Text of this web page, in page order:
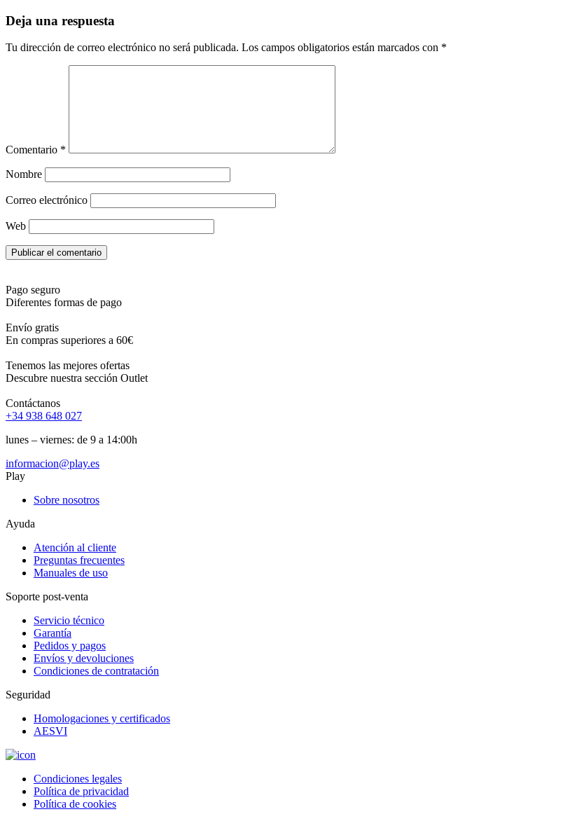
Deja una respuesta
Tu dirección de correo electrónico no será publicada. Los campos obligatorios están marcados con *
Comentario *
Nombre
Correo electrónico
Web
Pago seguro
Diferentes formas de pago
Envío gratis
En compras superiores a 60€
Tenemos las mejores ofertas
Descubre nuestra sección Outlet
Contáctanos
+34 938 648 027
lunes – viernes: de 9 a 14:00h
informacion@play.es
Play
Sobre nosotros
Ayuda
Atención al cliente
Preguntas frecuentes
Manuales de uso
Soporte post-venta
Servicio técnico
Garantía
Pedidos y pagos
Envíos y devoluciones
Condiciones de contratación
Seguridad
Homologaciones y certificados
AESVI
Condiciones legales
Política de privacidad
Política de cookies